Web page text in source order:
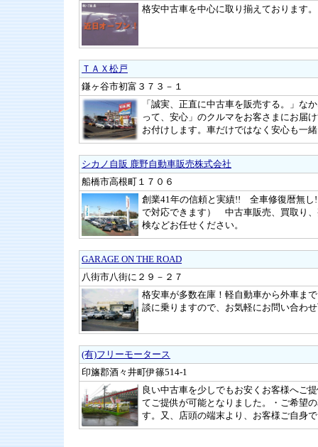
格安中古車を中心に取り揃えております。
ＴＡＸ松戸
鎌ヶ谷市初富３７３－１
「誠実、正直に中古車を販売する。」な
って、安心」のクルマをお客さまにお届
お付けします。車だけではなく安心も一
シカノ自販 鹿野自動車販売株式会社
船橋市高根町１７０６
創業41年の信頼と実績!! 全車修復暦無
で対応できます） 中古車販売、買取り
検などお任せください。
GARAGE ON THE ROAD
八街市八街に２９－２７
格安車が多数在庫！軽自動車から外車ま
談に乗りますので、お気軽にお問い合わ
(有)フリーモータース
印旛郡酒々井町伊篠514-1
良い中古車を少しでもお安くお客様へご
てご提供が可能となりました。・ご希望
す。又、店頭の端末より、お客様ご自身